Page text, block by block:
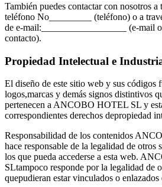
También puedes contactar con nosotros a
teléfono No_________ (teléfono) o a
de e-mail:__________________ (e-mail
contacto).
Propiedad Intelectual e
El diseño de este sitio web y sus códigos
logos,marcas y demás signos distintivos
pertenecen a ANCOBO HOTEL SL y
correspondientes derechos depropiedad
Responsabilidad de los contenidos
hace responsable de la legalidad de otros
los que pueda accederse a esta web.
SLtampoco responde por la legalidad de
quepudieran estar vinculados o enlazados